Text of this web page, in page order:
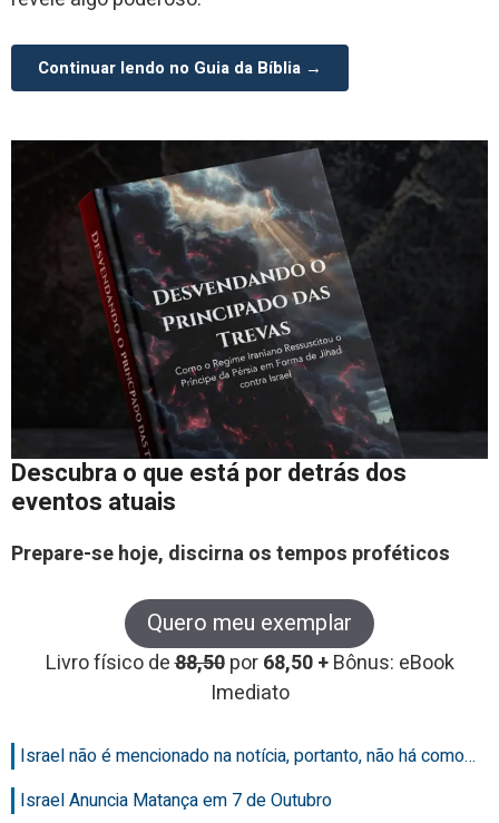
Continuar lendo no Guia da Bíblia →
Descubra o que está por detrás dos
eventos atuais
Prepare-se hoje, discirna os tempos proféticos
Quero meu exemplar
Livro físico de88,50 por68,50 +Bônus: eBook
Imediato
Israel não é mencionado na notícia, portanto, não há como…
Israel Anuncia Matança em 7 de Outubro